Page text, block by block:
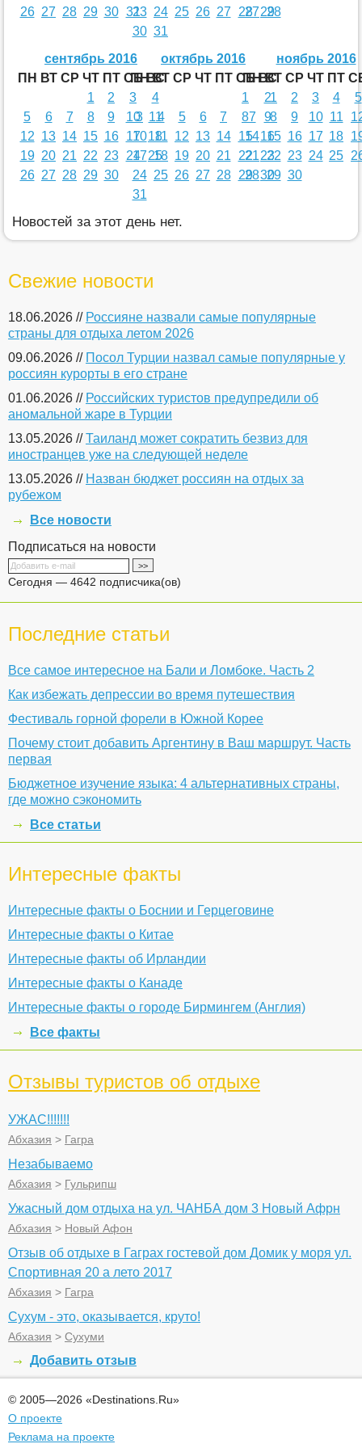
26 27 28 29 30 3123 24 25 26 27 28
29
30 31
27 28
сентябрь 2016
ПН ВТ СР ЧТ ПТ СБ ВС
1
2 3
4
5
6 7 8 9 10
11
12 13 14 15 16 17
18
19 20 21 22 23 24
25
26 27 28 29 30
октябрь 2016
ПН ВТ СР ЧТ ПТ СБ ВС
1
2
3
4 5 6 7 8
9
10 11 12 13 14 15
16
17 18 19 20 21 22
23
24 25 26 27 28 29 30
31
ноябрь 2016
ПН ВТ СР ЧТ ПТ
1
2 3 4
5
7
8 9 10 11
14 15 16 17 18
21 22 23 24 25
28 29 30
Новостей за этот день нет.
Свежие новости
18.06.2026 // Россияне назвали самые популярные
страны для отдыха летом 2026
09.06.2026 // Посол Турции назвал самые популярные у
россиян курорты в его стране
01.06.2026 // Российских туристов предупредили об
аномальной жаре в Турции
13.05.2026 //Таиланд может сократить безвиз для
иностранцев уже на следующей неделе
13.05.2026 // Назван бюджет россиян на отдых за
рубежом
Все новости
Подписаться на новости
Сегодня — 4642 подписчика(ов)
Последние статьи
Все самое интересное на Бали и Ломбоке. Часть 2
Как избежать депрессии во время путешествия
Фестиваль горной форели в Южной Корее
Почему стоит добавить Аргентину в Ваш маршрут. Часть
первая
Бюджетное изучение языка: 4 альтернативных страны,
где можно сэкономить
Все статьи
Интересные факты
Интересные факты о Боснии и Герцеговине
Интересные факты о Китае
Интересные факты об Ирландии
Интересные факты о Канаде
Интересные факты о городе Бирмингем (Англия)
Все факты
Отзывы туристов об отдыхе
УЖАС!!!!!!!
Абхазия > Гагра
Незабываемо
Абхазия > Гульрипш
Ужасный дом отдыха на ул. ЧАНБА дом 3 Новый Афрн
Абхазия > Новый Афон
Отзыв об отдыхе в Гаграх гостевой дом Домик у моря ул.
Спортивная 20 а лето 2017
Абхазия > Гагра
Сухум - это, оказывается, круто!
Абхазия > Сухуми
Добавить отзыв
© 2005—2026 «Destinations.Ru»
О проекте
Реклама на проекте